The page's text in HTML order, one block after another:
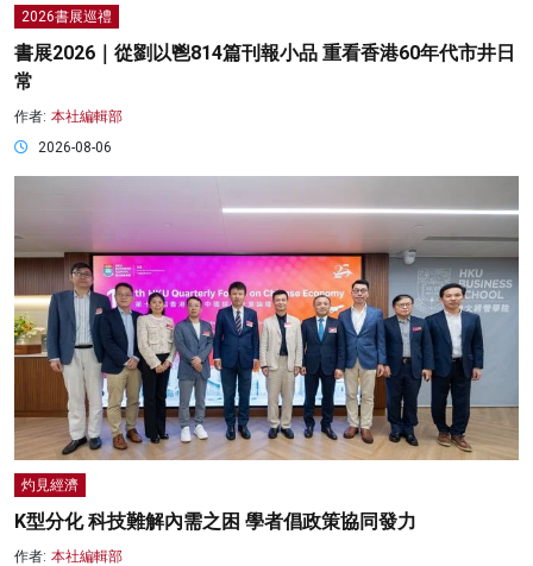
2026書展巡禮
書展2026｜從劉以鬯814篇刊報小品 重看香港60年代市井日
常
作者: 本社編輯部
2026-08-06
灼見經濟
K型分化 科技難解內需之困 學者倡政策協同發力
作者: 本社編輯部